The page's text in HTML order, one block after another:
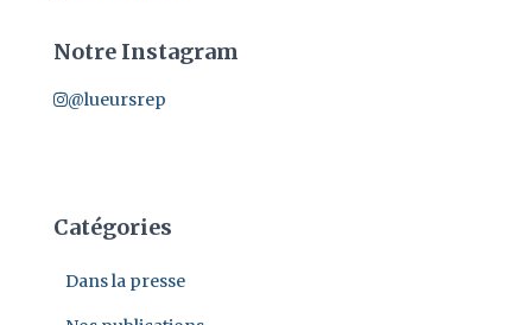
h
e
r
Notre Instagram
@lueursrep
Catégories
Dans la presse